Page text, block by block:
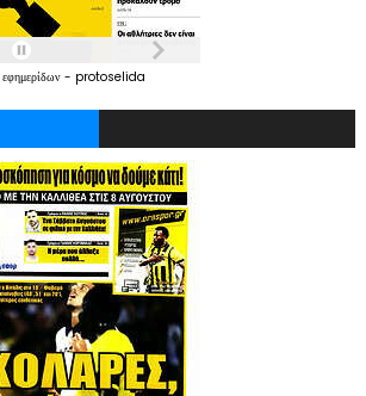
εφημερίδων - protoselida